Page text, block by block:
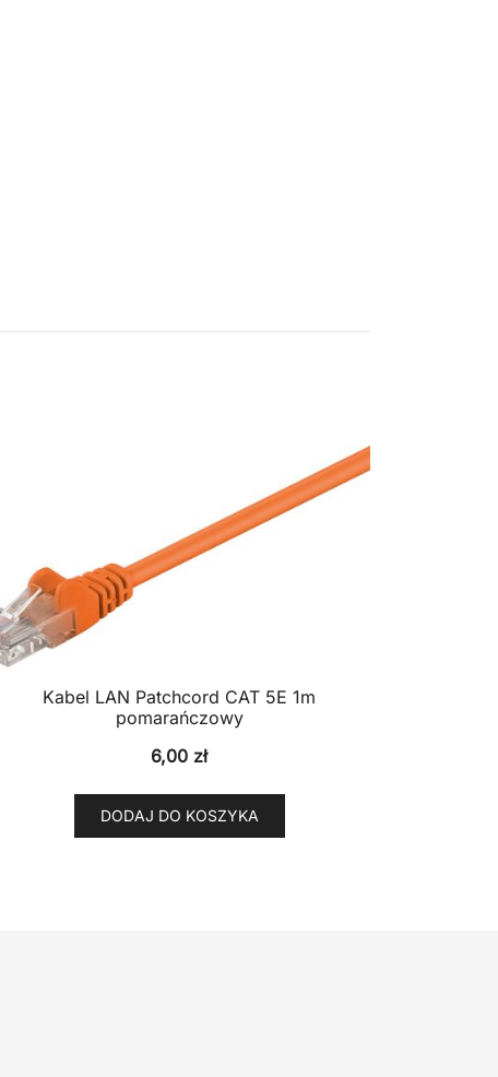
Kabel LAN Patchcord CAT 5E 1m
pomarańczowy
6,00 zł
DODAJ DO KOSZYKA